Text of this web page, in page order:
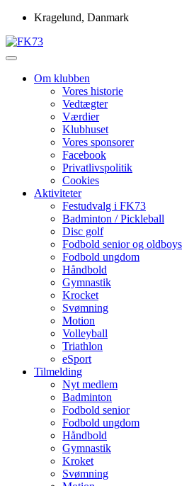
Skip
content
Kragelund, Danmark
FK73
Om klubben
Vores historie
Vedtægter
Værdier
Klubhuset
Vores sponsorer
Facebook
Privatlivspolitik
Cookies
Aktiviteter
Festudvalg i FK73
Badminton / Pickleball
Disc golf
Fodbold senior og oldboys
Fodbold ungdom
Håndbold
Gymnastik
Krocket
Svømning
Motion
Volleyball
Triathlon
eSport
Tilmelding
Nyt medlem
Badminton
Fodbold senior
Fodbold ungdom
Håndbold
Gymnastik
Kroket
Svømning